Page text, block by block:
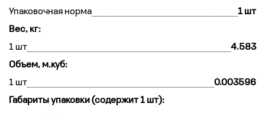
Упаковочная норма
1 шт
Вес, кг:
1 шт
4.583
Объем, м.куб:
1 шт
0.003596
Габариты упаковки (содержит 1 шт):